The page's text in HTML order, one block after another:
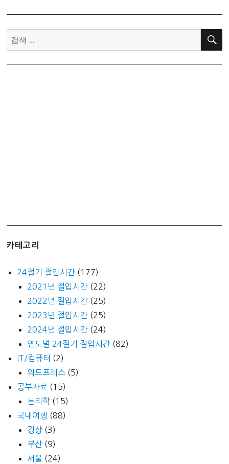
검
색:
검
카테고리
24절기 절입시간 (177)
2021년 절입시간 (22)
2022년 절입시간 (25)
2023년 절입시간 (25)
2024년 절입시간 (24)
연도별 24절기 절입시간 (82)
IT/컴퓨터 (2)
워드프레스 (5)
공부자료 (15)
논리학 (15)
국내여행 (88)
경상 (3)
부산 (9)
서울 (24)